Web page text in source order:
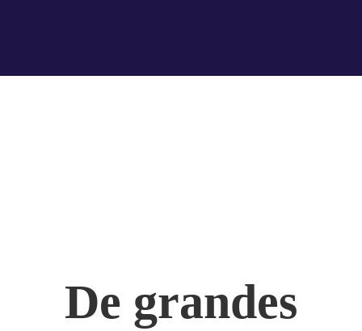
De grandes